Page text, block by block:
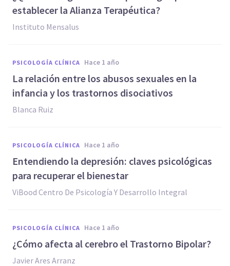
establecer la Alianza Terapéutica?
Instituto Mensalus
PSICOLOGÍA CLÍNICA hace 1 año
La relación entre los abusos sexuales en la
infancia y los trastornos disociativos
Blanca Ruiz
PSICOLOGÍA CLÍNICA hace 1 año
Entendiendo la depresión: claves psicológicas
para recuperar el bienestar
ViBood Centro De Psicología Y Desarrollo Integral
PSICOLOGÍA CLÍNICA hace 1 año
¿Cómo afecta al cerebro el Trastorno Bipolar?
Javier Ares Arranz